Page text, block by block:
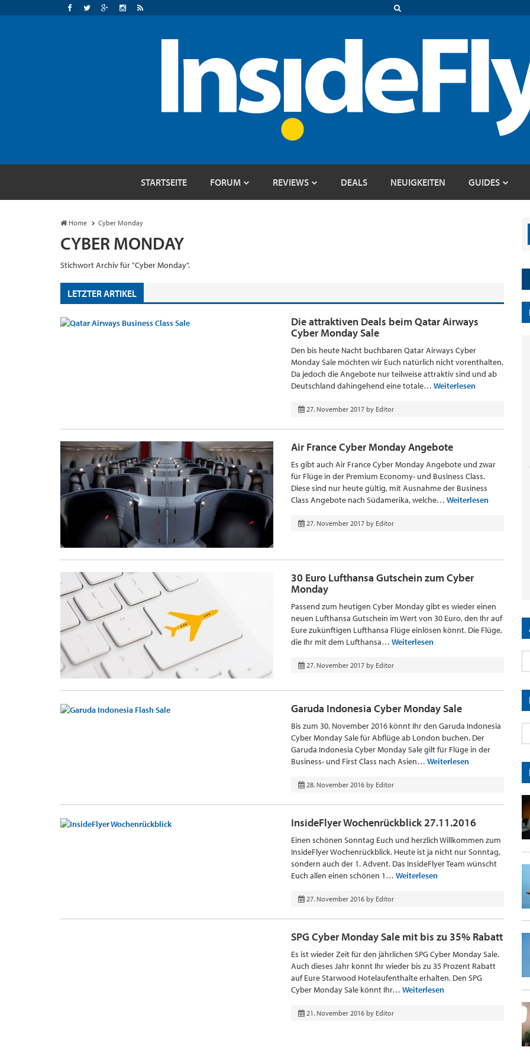
STARTSEITE FORUM REVIEWS DEALS NEUIGKEITEN GUIDES
Home Cyber Monday
CYBER MONDAY
Stichwort Archiv für "Cyber Monday".
LETZTER ARTIKEL
Die attraktiven Deals beim Qatar Airways
Cyber Monday Sale
Den bis heute Nacht buchbaren Qatar Airways Cyber
Monday Sale möchten wir Euch natürlich nicht vorenthalten.
Da jedoch die Angebote nur teilweise attraktiv sind und ab
Deutschland dahingehend eine totale… Weiterlesen
27. November 2017 by Editor
Air France Cyber Monday Angebote
Es gibt auch Air France Cyber Monday Angebote und zwar
für Flüge in der Premium Economy- und Business Class.
Diese sind nur heute gültig, mit Ausnahme der Business
Class Angebote nach Südamerika, welche… Weiterlesen
27. November 2017 by Editor
30 Euro Lufthansa Gutschein zum Cyber
Monday
Passend zum heutigen Cyber Monday gibt es wieder einen
neuen Lufthansa Gutschein im Wert von 30 Euro, den Ihr auf
Eure zukünftigen Lufthansa Flüge einlösen könnt. Die Flüge,
die Ihr mit dem Lufthansa… Weiterlesen
27. November 2017 by Editor
Garuda Indonesia Cyber Monday Sale
Bis zum 30. November 2016 könnt Ihr den Garuda Indonesia
Cyber Monday Sale für Abflüge ab London buchen. Der
Garuda Indonesia Cyber Monday Sale gilt für Flüge in der
Business- und First Class nach Asien… Weiterlesen
28. November 2016 by Editor
InsideFlyer Wochenrückblick 27.11.2016
Einen schönen Sonntag Euch und herzlich Willkommen zum
InsideFlyer Wochenrückblick. Heute ist ja nicht nur Sonntag,
sondern auch der 1. Advent. Das InsideFlyer Team wünscht
Euch allen einen schönen 1… Weiterlesen
27. November 2016 by Editor
SPG Cyber Monday Sale mit bis zu 35% Rabatt
Es ist wieder Zeit für den jährlichen SPG Cyber Monday Sale.
Auch dieses Jahr könnt Ihr wieder bis zu 35 Prozent Rabatt
auf Eure Starwood Hotelaufenthalte erhalten. Den SPG
Cyber Monday Sale könnt Ihr… Weiterlesen
21. November 2016 by Editor